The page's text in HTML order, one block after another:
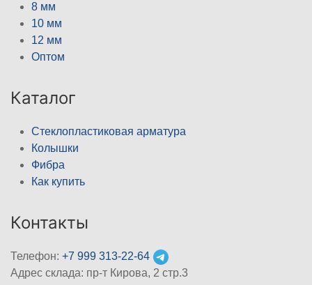
8 мм
10 мм
12 мм
Оптом
Каталог
Стеклопластиковая арматура
Колышки
Фибра
Как купить
Контакты
Телефон: +7 999 313-22-64
Адрес склада: пр-т Кирова, 2 стр.3